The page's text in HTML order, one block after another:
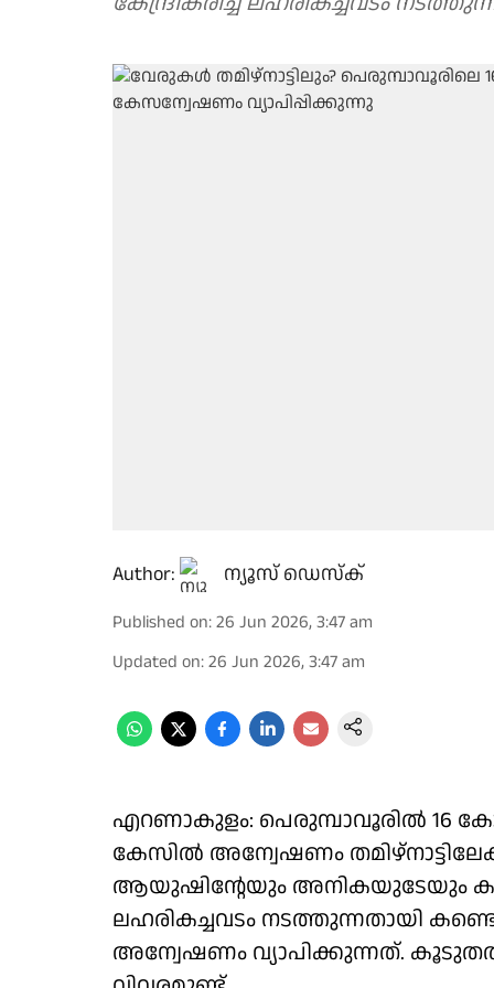
Author: ന്യൂസ് ഡെസ്ക്
Published on:26 Jun 2026, 3:47 am
Updated on:26 Jun 2026, 3:47 am
എറണാകുളം: പെരുമ്പാവൂരിൽ 16
കേസിൽ അന്വേഷണം
ആയുഷിൻ്റേയും അനികയുടേയും
ലഹരികച്ചവടം നടത്തുന്നതായി
അന്വേഷണം വ്യാപിക്കുന്നത്. കൂടുതൽ